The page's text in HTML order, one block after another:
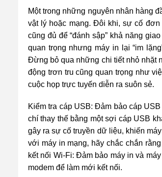
Một trong những nguyên nhân hàng
vật lý hoặc mạng. Đôi khi, sự cố
cũng đủ để “đánh sập” khả năng
quan trọng nhưng máy in lại “im
Đừng bỏ qua những chi tiết nhỏ nhặt
động trơn tru cũng quan trọng như
cuộc họp trực tuyến diễn ra suôn sẻ.
Kiểm tra cáp USB: Đảm bảo cáp
chí thay thế bằng một sợi cáp USB
gây ra sự cố truyền dữ liệu, khiến
với máy in mạng, hãy chắc chắn
kết nối Wi-Fi: Đảm bảo máy in và
modem để làm mới kết nối.